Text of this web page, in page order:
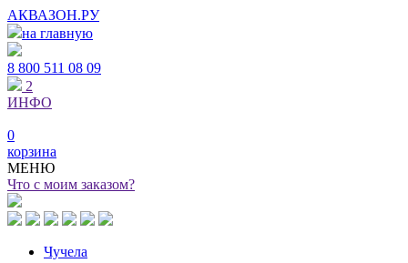
АКВАЗОН.РУ
на главную
8 800 511 08 09
2
ИНФО
0
корзина
МЕНЮ
Что с моим заказом?
Чучела